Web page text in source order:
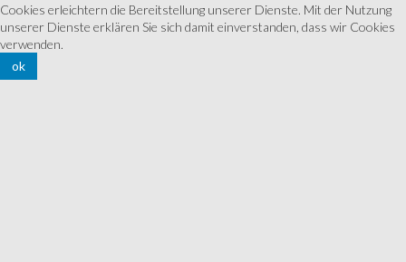
Cookies erleichtern die Bereitstellung unserer Dienste. Mit der Nutzung
unserer Dienste erklären Sie sich damit einverstanden, dass wir Cookies
verwenden.
ok